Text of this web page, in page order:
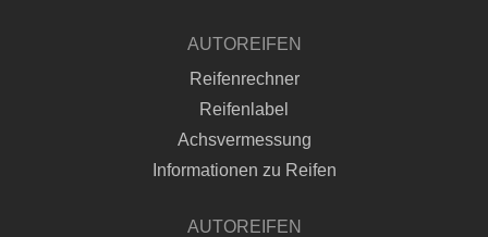
AUTOREIFEN
Reifenrechner
Reifenlabel
Achsvermessung
Informationen zu Reifen
AUTOREIFEN